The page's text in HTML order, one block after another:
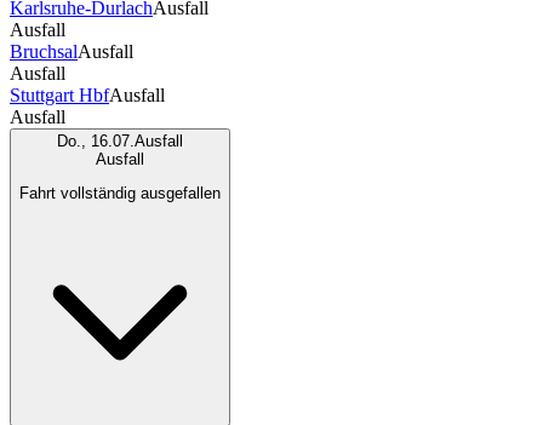
Karlsruhe-DurlachAusfall
Ausfall
BruchsalAusfall
Ausfall
Stuttgart HbfAusfall
Ausfall
Do., 16.07. Ausfall
Ausfall
Fahrt vollständig ausgefallen